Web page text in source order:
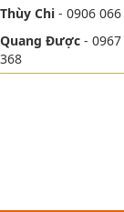
Thùy Chi - 0906
Quang Được -
368